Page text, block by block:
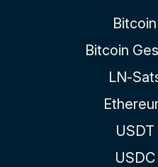
Bitcoin
LN-